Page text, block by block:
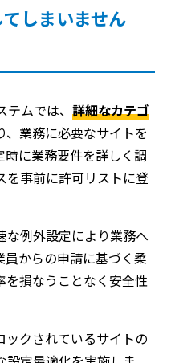
しまいません
ムでは、 詳細なカテゴ
、業務に必要なサイトを
に業務要件を詳しく調
を事前に許可リストに登
な例外設定により業務へ
からの申請に基づく柔
を損なうことなく安全性
ックされているサイトの